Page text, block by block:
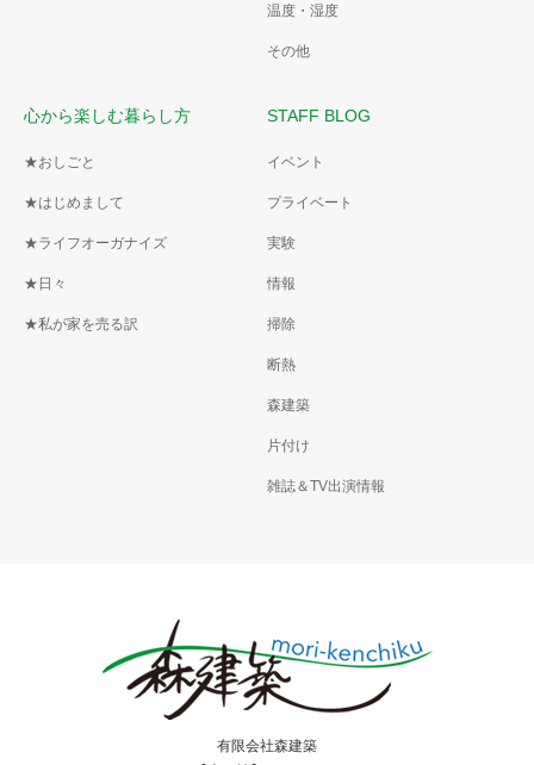
温度・湿度
その他
心から楽しむ暮らし方
★おしごと
★はじめまして
★ライフオーガナイズ
★日々
★私が家を売る訳
STAFF BLOG
イベント
プライベート
実験
情報
掃除
断熱
森建築
片付け
雑誌＆TV出演情報
有限会社森建築